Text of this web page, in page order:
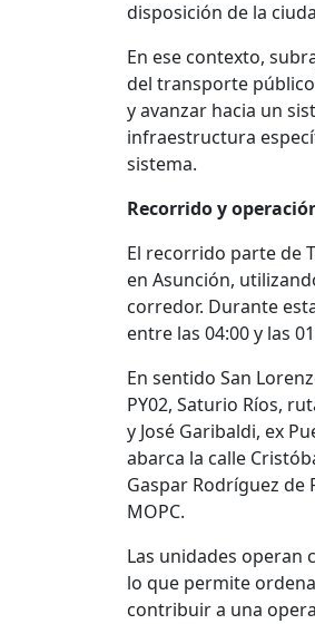
disposición de la
En ese contexto,
del transporte
y avanzar hacia un
infraestructura
sistema.
Recorrido y
El recorrido parte de
en Asunción,
corredor. Durante
entre las 04:00 y las
En sentido San
PY02, Saturio Ríos,
y José Garibaldi, ex
abarca la calle
Gaspar Rodríguez de
MOPC.
Las unidades operan
lo que permite
contribuir a una